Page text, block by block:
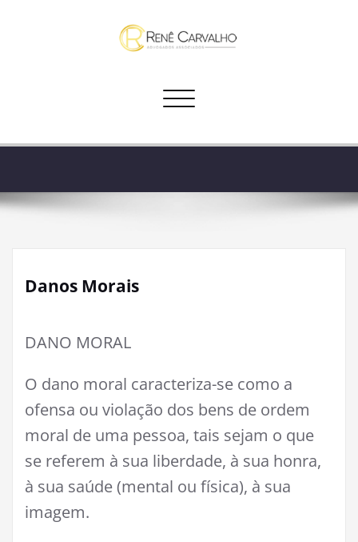
Alternar navegação
Danos Morais
DANO MORAL
O dano moral caracteriza-se como a
ofensa ou violação dos bens de ordem
moral de uma pessoa, tais sejam o que
se referem à sua liberdade, à sua honra,
à sua saúde (mental ou física), à sua
imagem.